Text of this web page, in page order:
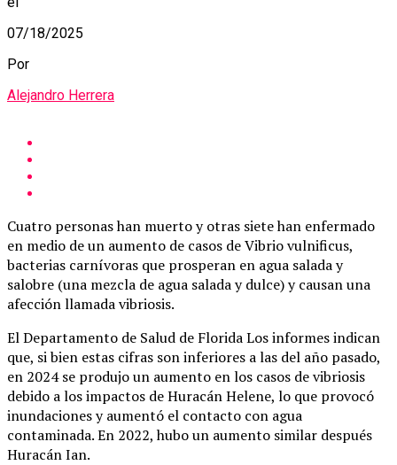
07/18/2025
Por
Alejandro Herrera
Cuatro personas han muerto y otras siete han enfermado
en medio de un aumento de casos de Vibrio vulnificus,
bacterias carnívoras que prosperan en agua salada y
salobre (una mezcla de agua salada y dulce) y causan una
afección llamada vibriosis.
El Departamento de Salud de Florida Los informes indican
que, si bien estas cifras son inferiores a las del año pasado,
en 2024 se produjo un aumento en los casos de vibriosis
debido a los impactos de Huracán Helene, lo que provocó
inundaciones y aumentó el contacto con agua
contaminada. En 2022, hubo un aumento similar después
Huracán Ian.